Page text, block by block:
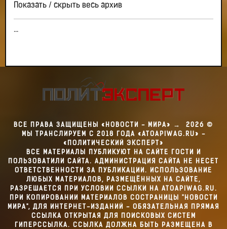
Показать / скрыть весь архив
...
ВСЕ ПРАВА ЗАЩИЩЕНЫ «НОВОСТИ - МИРА» → 2026 ©
МЫ ТРАНСЛИРУЕМ С 2018 ГОДА «ATOAPIWAG.RU» -
«ПОЛИТИЧЕСКИЙ ЭКСПЕРТ»
ВСЕ МАТЕРИАЛЫ ПУБЛИКУЮТ НА САЙТЕ ГОСТИ И
ПОЛЬЗОВАТИЛИ САЙТА. АДМИНИСТРАЦИЯ САЙТА НЕ НЕСЕТ
ОТВЕТСТВЕННОСТИ ЗА ПУБЛИКАЦИИ. ИСПОЛЬЗОВАНИЕ
ЛЮБЫХ МАТЕРИАЛОВ, РАЗМЕЩЁННЫХ НА САЙТЕ,
РАЗРЕШАЕТСЯ ПРИ УСЛОВИИ ССЫЛКИ НА ATOAPIWAG.RU.
ПРИ КОПИРОВАНИИ МАТЕРИАЛОВ СОСТРАНИЦЫ "НОВОСТИ
МИРА", ДЛЯ ИНТЕРНЕТ-ИЗДАНИЙ - ОБЯЗАТЕЛЬНАЯ ПРЯМАЯ
ССЫЛКА ОТКРЫТАЯ ДЛЯ ПОИСКОВЫХ СИСТЕМ
ГИПЕРССЫЛКА. ССЫЛКА ДОЛЖНА БЫТЬ РАЗМЕЩЕНА В